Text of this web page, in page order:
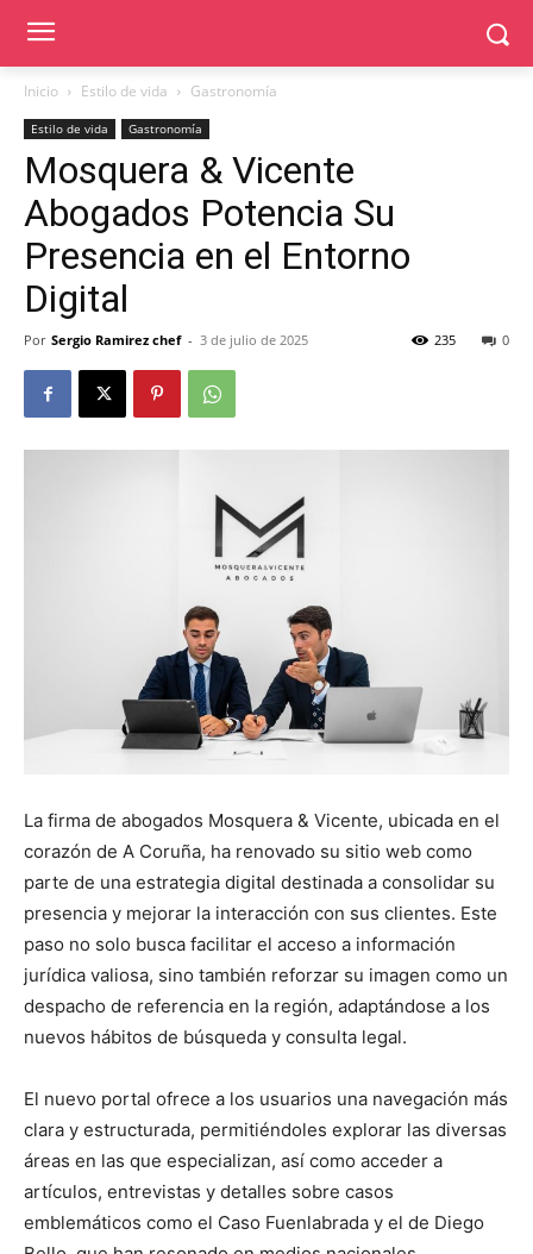
Inicio Estilo de vida Gastronomía
Estilo de vida Gastronomía
Mosquera & Vicente
Abogados Potencia Su
Presencia en el Entorno
Digital
Por Sergio Ramirez chef - 3 de julio de 2025 0
235
La firma de abogados Mosquera & Vicente, ubicada en el
corazón de A Coruña, ha renovado su sitio web como
parte de una estrategia digital destinada a consolidar su
presencia y mejorar la interacción con sus clientes. Este
paso no solo busca facilitar el acceso a información
jurídica valiosa, sino también reforzar su imagen como un
despacho de referencia en la región, adaptándose a los
nuevos hábitos de búsqueda y consulta legal.
El nuevo portal ofrece a los usuarios una navegación más
clara y estructurada, permitiéndoles explorar las diversas
áreas en las que especializan, así como acceder a
artículos, entrevistas y detalles sobre casos
emblemáticos como el Caso Fuenlabrada y el de Diego